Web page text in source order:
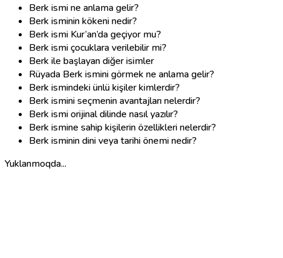
Berk ismi ne anlama gelir?
Berk isminin kökeni nedir?
Berk ismi Kur’an’da geçiyor mu?
Berk ismi çocuklara verilebilir mi?
Berk ile başlayan diğer isimler
Rüyada Berk ismini görmek ne anlama gelir?
Berk ismindeki ünlü kişiler kimlerdir?
Berk ismini seçmenin avantajları nelerdir?
Berk ismi orijinal dilinde nasıl yazılır?
Berk ismine sahip kişilerin özellikleri nelerdir?
Berk isminin dini veya tarihi önemi nedir?
Yuklanmoqda...